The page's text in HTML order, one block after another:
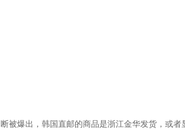
被爆出，韩国直邮的商品是浙江金华发货，或